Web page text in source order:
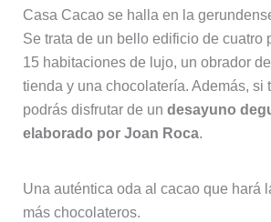
Casa Cacao se halla en la
Se trata de un bello edificio de cuatro
15 habitaciones de lujo, un obrador
tienda y una chocolatería. Además, si
podrás disfrutar de un desayuno
elaborado por Joan Roca.
Una auténtica oda al cacao que hará
más chocolateros.